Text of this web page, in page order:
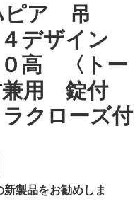
ピア 吊
デザイン
高 〈トー
兼用 錠付
クローズ付
製品をお勧めしま